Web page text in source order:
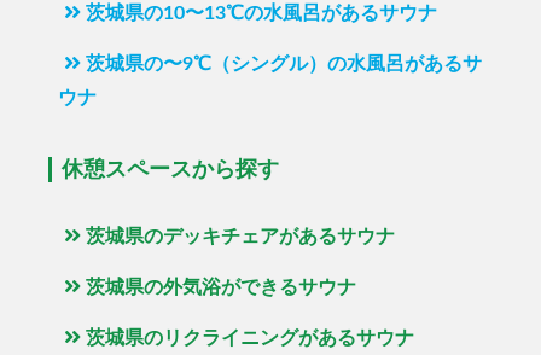
茨城県の10〜13℃の水風呂があるサウナ
茨城県の〜9℃（シングル）の水風呂があるサ
ウナ
休憩スペースから探す
茨城県のデッキチェアがあるサウナ
茨城県の外気浴ができるサウナ
茨城県のリクライニングがあるサウナ